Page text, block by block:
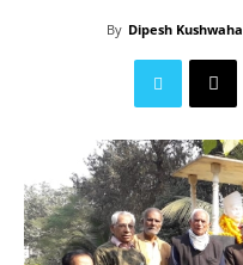
By Dipesh Kushwaha